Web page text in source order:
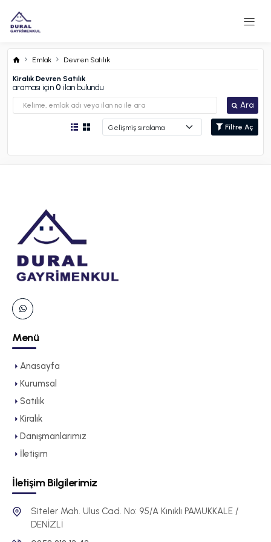
Emlak Devren Satılık
Kiralık Devren Satılık
araması için 0 ilan bulundu
Ara
Filtre Aç
Menü
Anasayfa
Kurumsal
Satılık
Kiralık
Danışmanlarımız
İletişim
İletişim Bilgilerimiz
Siteler Mah. Ulus Cad. No: 95/A Kınıklı PAMUKKALE /
DENİZLİ